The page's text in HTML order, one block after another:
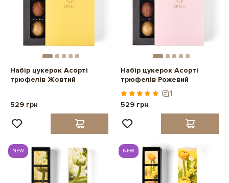
Набір цукерок Асорті
трюфелів Жовтий
529 грн
Набір цукерок Асорті
трюфелів Рожевий
1
529 грн
NEW NEW